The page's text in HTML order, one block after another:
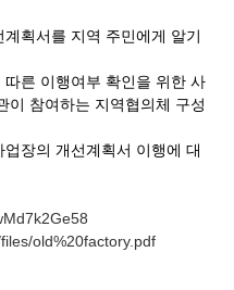
획서를 지역 주민에게 알기
른 이행여부 확인을 위한 사
이 참여하는 지역협의체 구성
장의 개선계획서 이행에 대
old%20factory.pdf